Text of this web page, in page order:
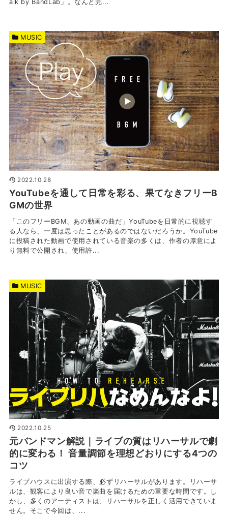
alk by BandLab」。なんと完...
2022.10.28
YouTubeを通して日常を彩る、果てなきフリーB
GMの世界
「このフリーBGM、あの動画の曲だ」YouTubeを日常的に視聴す
る人なら、一度は思ったことがあるのではないだろうか。YouTube
に投稿された動画で使用されている音楽の多くは、作者の厚意によ
り無料で公開され、使用許...
MUSIC
2022.10.25
元バンドマン解説｜ライブの質はリハーサルで劇
的に変わる！ 音量調節を理想どおりにする4つの
コツ
ライブハウスに出演する際、必ずリハーサルがあります。リハーサ
ルは、観客により良い音で楽曲を届けるための重要な時間です。し
かし、多くのアーティストは、リハーサルを正しく活用できていま
せん。そこで今回は、...
MUSIC